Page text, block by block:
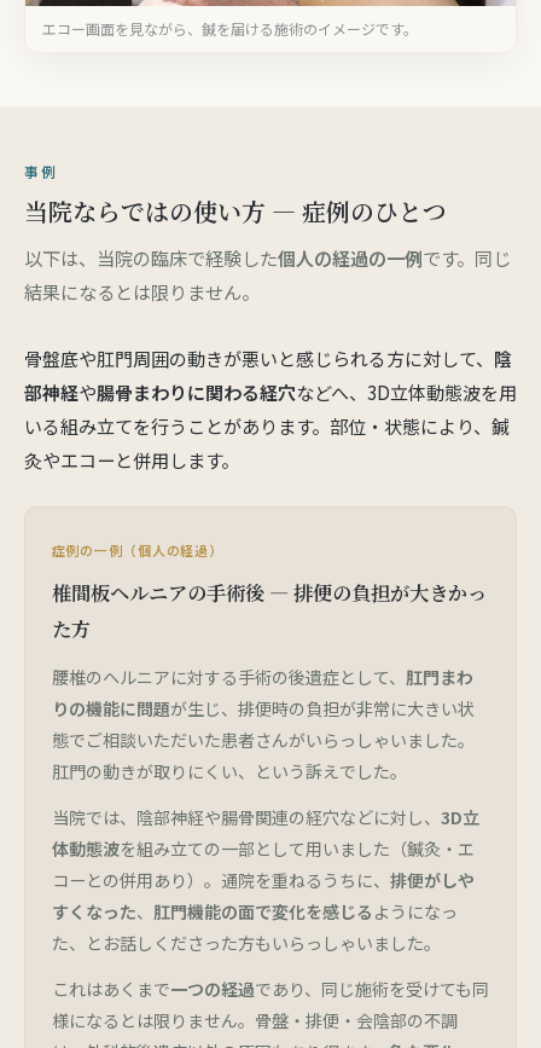
エコー画面を見ながら、鍼を届ける施術のイメージです。
事例
当院ならではの使い方 — 症例のひとつ
以下は、当院の臨床で経験した個人の経過の一例です。同じ
結果になるとは限りません。
骨盤底や肛門周囲の動きが悪いと感じられる方に対して、 陰
部神経や腸骨まわりに関わる経穴などへ、3D立体動態波を用
いる組み立てを行うことがあります。部位・状態により、鍼
灸やエコーと併用します。
症例の一例（個人の経過）
椎間板ヘルニアの手術後 — 排便の負担が大きかっ
た方
腰椎のヘルニアに対する手術の後遺症として、 肛門まわ
りの機能に問題が生じ、排便時の負担が非常に大きい状
態でご相談いただいた患者さんがいらっしゃいました。
肛門の動きが取りにくい、という訴えでした。
当院では、陰部神経や腸骨関連の経穴などに対し、 3D立
体動態波を組み立ての一部として用いました（鍼灸・エ
コーとの併用あり）。通院を重ねるうちに、 排便がしや
すくなった、 肛門機能の面で変化を感じる ようになっ
た、とお話しくださった方もいらっしゃいました。
これはあくまで一つの経過であり、同じ施術を受けても同
様になるとは限りません。骨盤・排便・会陰部の不調